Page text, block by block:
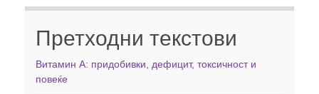
Претходни текстови
Витамин А: придобивки, дефицит, токсичност и
повеќе